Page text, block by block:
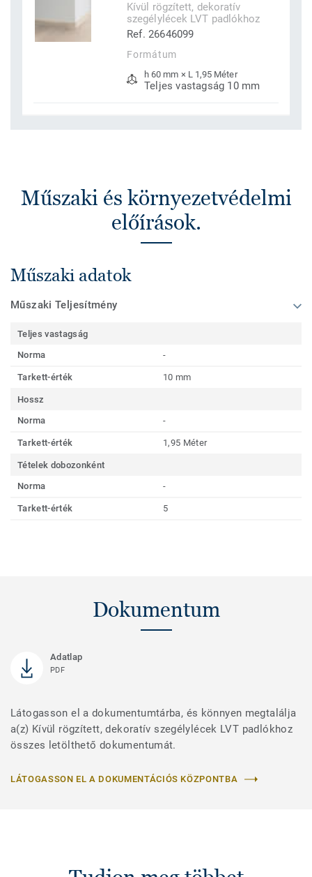
Kívül rögzített, dekoratív
szegélylécek LVT padlókhoz
Ref. 26646099
Formátum
h 60 mm × L 1,95 Méter
Teljes vastagság 10 mm
Műszaki és környezetvédelmi
előírások.
Műszaki adatok
Műszaki Teljesítmény
Teljes vastagság
Norma
-
Tarkett-érték 10 mm
Hossz
Norma
-
Tarkett-érték 1,95 Méter
Tételek dobozonként
Norma
-
Tarkett-érték 5
Dokumentum
Adatlap
PDF
Látogasson el a dokumentumtárba, és könnyen megtalálja
a(z) Kívül rögzített, dekoratív szegélylécek LVT padlókhoz
összes letölthető dokumentumát.
LÁTOGASSON EL A DOKUMENTÁCIÓS KÖZPONTBA